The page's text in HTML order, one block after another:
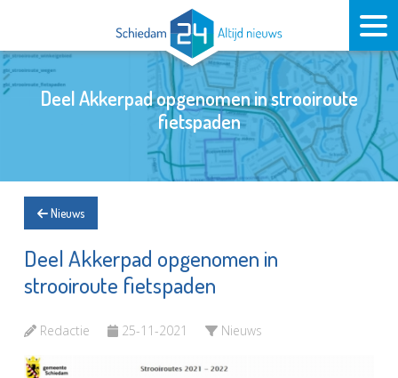
Deel Akkerpad opgenomen in strooiroute
fietspaden
Nieuws
Deel Akkerpad opgenomen in
strooiroute fietspaden
Redactie 25-11-2021 Nieuws